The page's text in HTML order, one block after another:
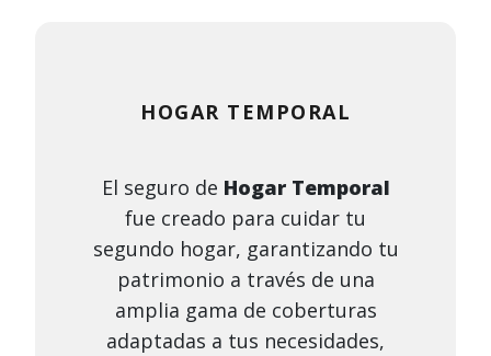
HOGAR TEMPORAL
El seguro de Hogar Temporal
fue creado para cuidar tu
segundo hogar, garantizando tu
patrimonio a través de una
amplia gama de coberturas
adaptadas a tus necesidades,